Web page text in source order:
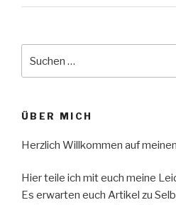
nach:
ÜBER MICH
Herzlich Willkommen auf
Hier teile ich mit euch meine
Es erwarten euch Artikel zu